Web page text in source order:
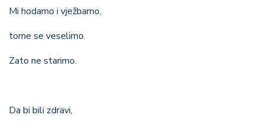
Mi hodamo i vježbamo,
tome se veselimo.
Zato ne starimo.
Da bi bili zdravi,